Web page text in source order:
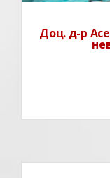
Доц. д-р